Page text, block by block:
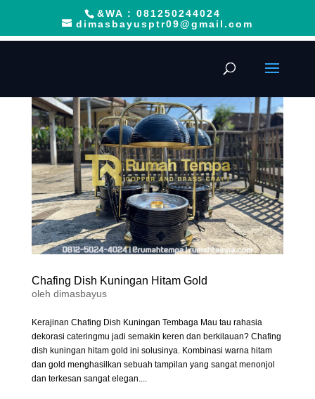
&WA : 081250244024
dimasbayusptr09@gmail.com
Chafing Dish Kuningan Hitam Gold
oleh dimasbayus
Kerajinan Chafing Dish Kuningan Tembaga Mau tau rahasia
dekorasi cateringmu jadi semakin keren dan berkilauan? Chafing
dish kuningan hitam gold ini solusinya. Kombinasi warna hitam
dan gold menghasilkan sebuah tampilan yang sangat menonjol
dan terkesan sangat elegan....